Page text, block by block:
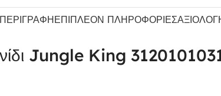
ΠΕΡΙΓΡΑΦΉΕΠΙΠΛΈΟΝ ΠΛΗΡΟΦΟΡΊΕΣ
Jungle King